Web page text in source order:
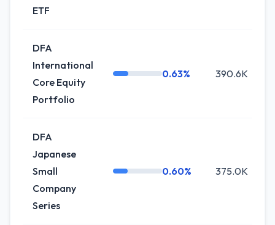
ETF
DFA
International
Core Equity
Portfolio
0.63% 390.6K
DFA
Japanese
Small
Company
Series
0.60% 375.0K